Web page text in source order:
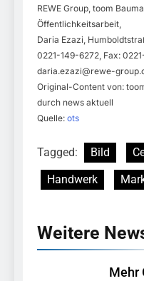
REWE Group, toom
Öffentlichkeitsarbeit,
Daria Ezazi,
0221-149-6272, Fax:
daria.ezazi@rewe-
Original-Content von:
durch news aktuell
Quelle: ots
Tagged: Bild
Handwerk
Weitere
Mehr